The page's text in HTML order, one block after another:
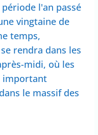
l'an passé
vingtaine de
temps,
rendra dans les
midi, où les
important
le massif des